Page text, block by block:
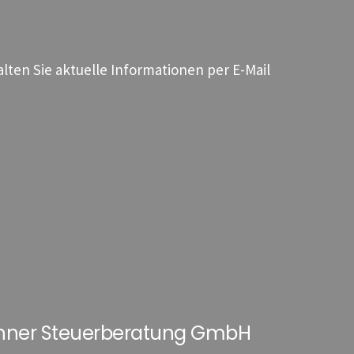
Sie aktuelle Informationen per E-Mail
Steuerberatung GmbH